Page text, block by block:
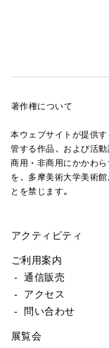
著作権について
本ウェブサイトが提供
管する作品、および活動
商用・非商用にかかわ
を、多摩美術大学美術
とを禁じます。
アクティビティ
ご利用案内
- 通信販売
- アクセス
- 問い合わせ
展覧会